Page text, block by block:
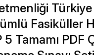
Türkiye
Fasiküller
5 Tamamı